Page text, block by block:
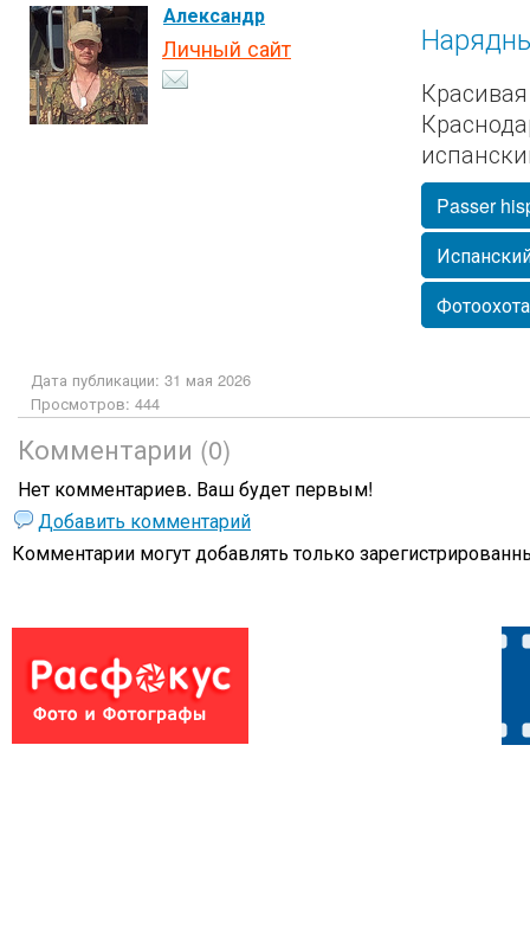
Александр
Личный сайт
Passer
Фотоохота
Дата публикации: 31 мая 2026
Просмотров: 444
Комментарии (0)
Нет комментариев. Ваш будет первым!
Добавить комментарий
Комментарии могут добавлять только